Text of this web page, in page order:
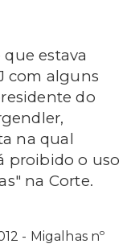
estava
com alguns
do
na qual
proibido o uso
na Corte.
- Migalhas nº